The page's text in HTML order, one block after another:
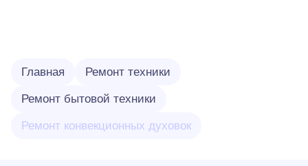
Главная Ремонт техники
Ремонт бытовой техники
Ремонт конвекционных духовок